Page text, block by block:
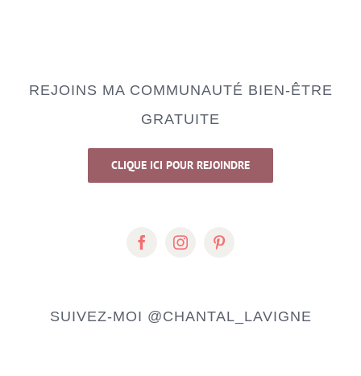
REJOINS MA COMMUNAUTÉ BIEN-ÊTRE
GRATUITE
CLIQUE ICI POUR REJOINDRE
SUIVEZ-MOI @CHANTAL_LAVIGNE